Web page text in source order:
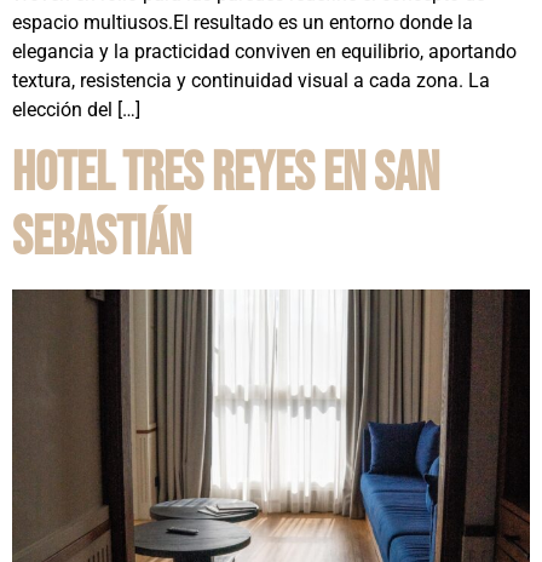
espacio multiusos.El resultado es un entorno donde la
elegancia y la practicidad conviven en equilibrio, aportando
textura, resistencia y continuidad visual a cada zona. La
elección del […]
Hotel Tres Reyes en San
Sebastián